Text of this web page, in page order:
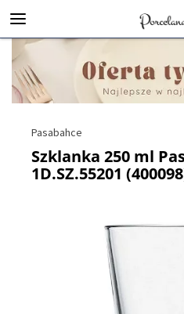
Pasabahce
Szklanka 250 ml
1D.SZ.55201